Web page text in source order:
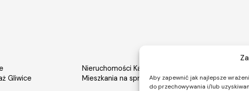
Aby zapewnić jak najlepsze
do przechowywania i/lub
Gliwice
Nieruchomości Katowice
Mieszkania na sprzedaż Katowice